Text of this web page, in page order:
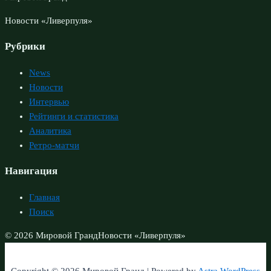
Новости «Ливерпуля»
Рубрики
News
Новости
Интервью
Рейтинги и статистика
Аналитика
Ретро-матчи
Навигация
Главная
Поиск
© 2026 Мировой ГрандНовости «Ливерпуля»